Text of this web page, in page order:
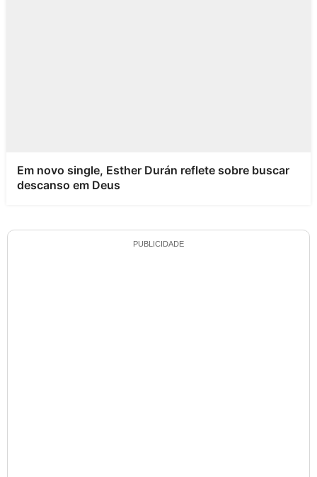
Em novo single, Esther Durán reflete sobre buscar
descanso em Deus
PUBLICIDADE